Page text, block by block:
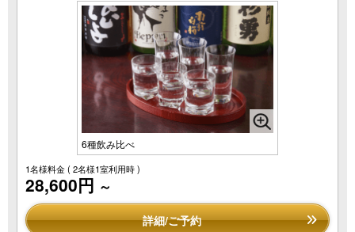
6種飲み比べ
1名様料金( 2名様1室利用時 )
28,600円 ～
詳細/ご予約